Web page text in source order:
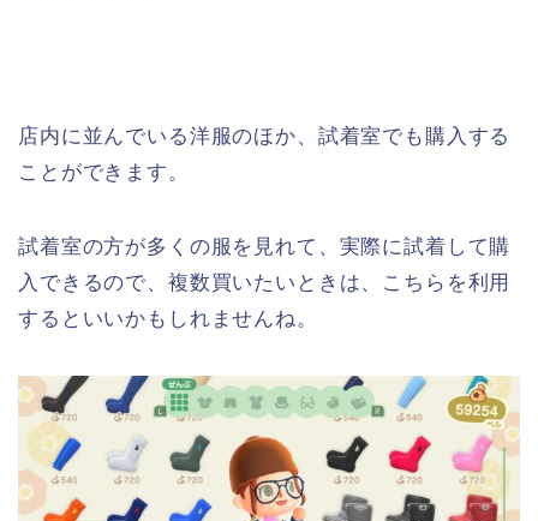
店内に並んでいる洋服のほか、試着室でも購入する
ことができます。
試着室の方が多くの服を見れて、実際に試着して購
入できるので、複数買いたいときは、こちらを利用
するといいかもしれませんね。